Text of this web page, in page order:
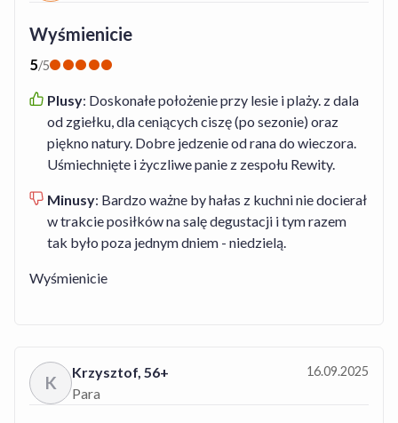
Wyśmienicie
5/5
Plusy: Doskonałe położenie przy lesie i plaży. z dala
od zgiełku, dla ceniących ciszę (po sezonie) oraz
piękno natury. Dobre jedzenie od rana do wieczora.
Uśmiechnięte i życzliwe panie z zespołu Rewity.
Minusy: Bardzo ważne by hałas z kuchni nie docierał
w trakcie posiłków na salę degustacji i tym razem
tak było poza jednym dniem - niedzielą.
Wyśmienicie
K
Krzysztof, 56+
Para
16.09.2025